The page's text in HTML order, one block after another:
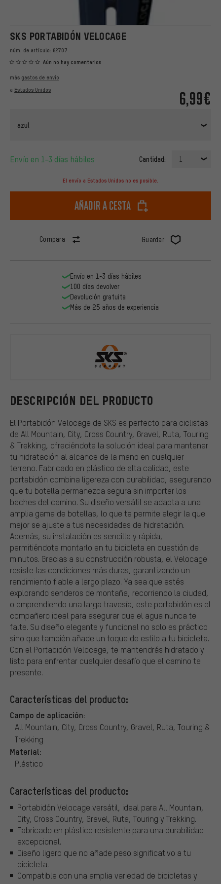
SKS PORTABIDÓN VELOCAGE
núm. de artículo: 62707
Aún no hay comentarios
6,99€
más gastos de envío
a Estados Unidos
azul
Envío en 1-3 días hábiles Cantidad: 1
El envío a Estados Unidos no es posible.
Añadir a cesta
Compara Guardar
DESCRIPCIÓN DEL PRODUCTO
El Portabidón Velocage de SKS es perfecto para ciclistas
de All Mountain, City, Cross Country, Gravel, Ruta, Touring
& Trekking, ofreciéndote la solución ideal para mantener
tu hidratación al alcance de la mano en cualquier
terreno. Fabricado en plástico de alta calidad, este
portabidón combina ligereza con durabilidad, asegurando
que tu botella permanezca segura sin importar los
baches del camino. Su diseño versátil se adapta a una
amplia gama de botellas, lo que te permite elegir la que
mejor se ajuste a tus necesidades de hidratación.
Además, su instalación es sencilla y rápida,
permitiéndote montarlo en tu bicicleta en cuestión de
minutos. Gracias a su construcción robusta, el Velocage
resiste las condiciones más duras, garantizando un
rendimiento fiable a largo plazo. Ya sea que estés
explorando senderos de montaña, recorriendo la ciudad,
o emprendiendo una larga travesía, este portabidón es el
compañero ideal para asegurar que el agua nunca te
falte. Su diseño elegante y funcional no solo es práctico
sino que también añade un toque de estilo a tu bicicleta.
Con el Portabidón Velocage, te mantendrás hidratado y
listo para enfrentar cualquier desafío que el camino te
presente.
Características del producto:
Campo de aplicación:
All Mountain, City, Cross Country, Gravel, Ruta, Touring &
Trekking
Material:
Plástico
Características del producto:
Portabidón Velocage versátil, ideal para All Mountain,
City, Cross Country, Gravel, Ruta, Touring y Trekking.
Fabricado en plástico resistente para una durabilidad
excepcional.
Diseño ligero que no añade peso significativo a tu
bicicleta.
Compatible con una amplia variedad de bicicletas y
Envío en 1-3 días hábiles
100 días devolver
Devolución gratuita
Más de 25 años de experiencia